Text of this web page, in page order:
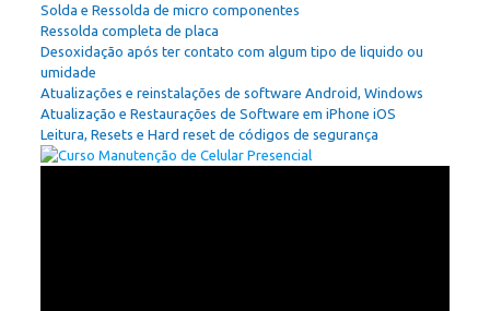
Solda e Ressolda de micro componentes
Ressolda completa de placa
Desoxidação após ter contato com algum tipo de liquido ou
umidade
Atualizações e reinstalações de software Android, Windows
Atualização e Restaurações de Software em iPhone iOS
Leitura, Resets e Hard reset de códigos de segurança